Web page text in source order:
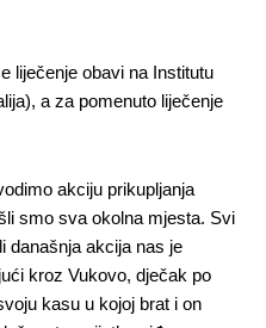
liječenje obavi na Institutu
a za pomenuto liječenje
akciju prikupljanja
smo sva okolna mjesta. Svi
današnja akcija nas je
kroz Vukovo, dječak po
kasu u kojoj brat i on